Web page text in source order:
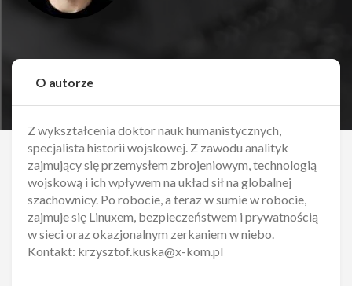
O autorze
Z wykształcenia doktor nauk humanistycznych,
specjalista historii wojskowej. Z zawodu analityk
zajmujący się przemysłem zbrojeniowym, technologią
wojskową i ich wpływem na układ sił na globalnej
szachownicy. Po robocie, a teraz w sumie w robocie,
zajmuje się Linuxem, bezpieczeństwem i prywatnością
w sieci oraz okazjonalnym zerkaniem w niebo.
Kontakt: krzysztof.kuska@x-kom.pl